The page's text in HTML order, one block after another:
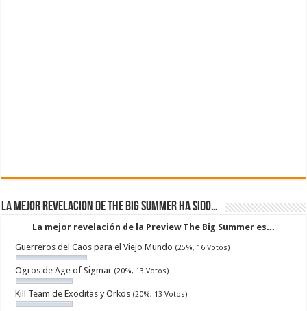
La mejor revelacion de The Big Summer ha sido…
La mejor revelación de la Preview The Big Summer es...
Guerreros del Caos para el Viejo Mundo (25%, 16 Votos)
Ogros de Age of Sigmar (20%, 13 Votos)
Kill Team de Exoditas y Orkos (20%, 13 Votos)